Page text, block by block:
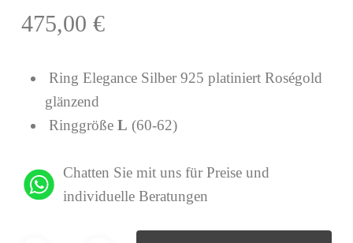
475,00 €
Ring Elegance Silber 925 platiniert Roségold
glänzend
Ringgröße L (60-62)
Chatten Sie mit uns für Preise und
individuelle Beratungen